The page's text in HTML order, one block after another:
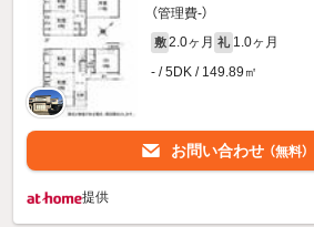
（管理費-）
敷 2.0ヶ月 礼 1.0ヶ月
- / 5DK / 149.89㎡
お問い合わせ （無料）
提供